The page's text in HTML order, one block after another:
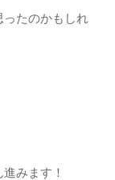
ったのかもしれ
みます！